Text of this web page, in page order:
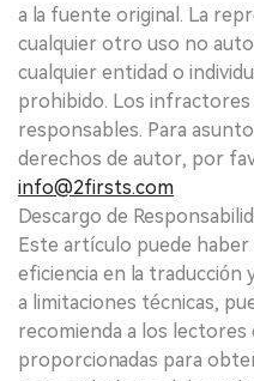
a la fuente original. La
cualquier otro uso no
cualquier entidad o
prohibido. Los
responsables. Para
derechos de autor, por
info@2firsts.com
Descargo de
Este artículo puede
eficiencia en la traducción
a limitaciones técnicas,
recomienda a los
proporcionadas para